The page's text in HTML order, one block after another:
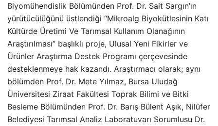
Biyomühendislik Bölümünden Prof. Dr. Sait Sargın’ın
yürütücülüğünü üstlendiği “Mikroalg Biyokütlesinin Katı
Kültürde Üretimi Ve Tarımsal Kullanım Olanağının
Araştırılması” başlıklı proje, Ulusal Yeni Fikirler ve
Ürünler Araştırma Destek Programı çerçevesinde
desteklenmeye hak kazandı. Araştırmacı olarak; aynı
bölümden Prof. Dr. Mete Yılmaz, Bursa Uludağ
Üniversitesi Ziraat Fakültesi Toprak Bilimi ve Bitki
Besleme Bölümünden Prof. Dr. Barış Bülent Aşık, Nilüfer
Belediyesi Tarımsal Analiz Laboratuvarı Sorumlusu Dr.